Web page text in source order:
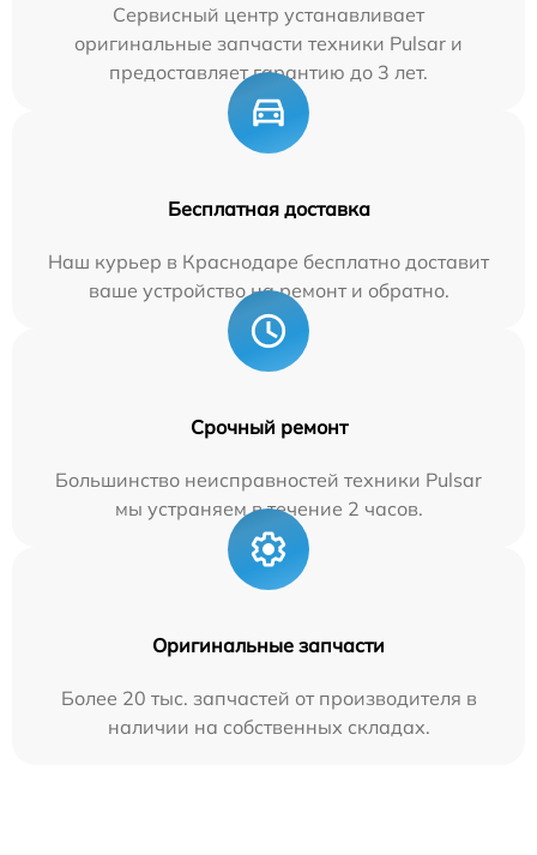
Сервисный центр устанавливает
оригинальные запчасти техники Pulsar и
предоставляет гарантию до 3 лет.
Бесплатная доставка
Наш курьер в Краснодаре бесплатно доставит
ваше устройство на ремонт и обратно.
Срочный ремонт
Большинство неисправностей техники Pulsar
мы устраняем в течение 2 часов.
Оригинальные запчасти
Более 20 тыс. запчастей от производителя в
наличии на собственных складах.